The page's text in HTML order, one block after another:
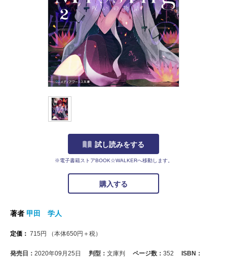
試し読みをする
※電子書籍ストアBOOK☆WALKERへ移動します。
購入する
著者 甲田 学人
定価： 715 円 （本体650円＋税）
発売日： 2020年09月25日 判型： 文庫判 ページ数： 352
ISBN：